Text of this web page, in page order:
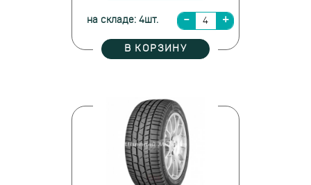
на складе: 4шт.
В КОРЗИНУ